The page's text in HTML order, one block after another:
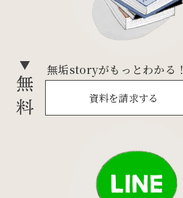
無垢storyがもっとわかる！
資料を請求する